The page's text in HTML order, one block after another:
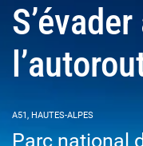
A51, HAUTES-ALPES
Parc national